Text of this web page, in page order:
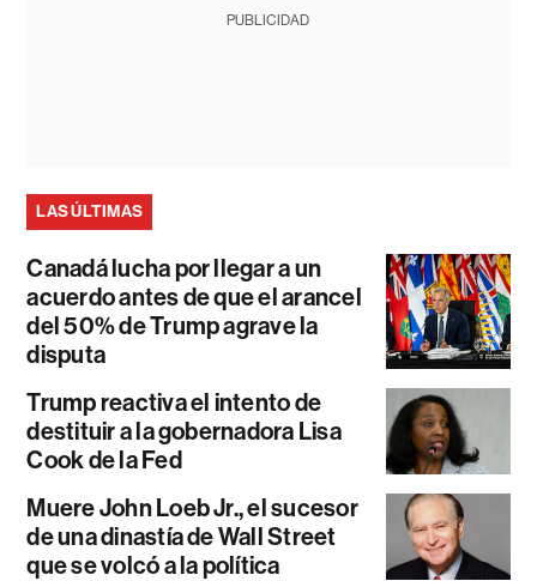
PUBLICIDAD
LAS ÚLTIMAS
Canadá lucha por llegar a un
acuerdo antes de que el arancel
del 50% de Trump agrave la
disputa
Trump reactiva el intento de
destituir a la gobernadora Lisa
Cook de la Fed
Muere John Loeb Jr., el sucesor
de una dinastía de Wall Street
que se volcó a la política